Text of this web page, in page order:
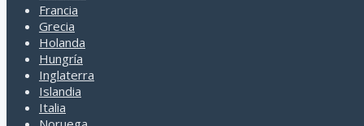
Francia
Grecia
Holanda
Hungría
Inglaterra
Islandia
Italia
Av. Cabildo 2847 Piso 2 Of 204 - Belgrano - CABA (1428)
Atención al cliente
Horario a convenir.
Contactarse al: 11 15 56395306
Quienes somos